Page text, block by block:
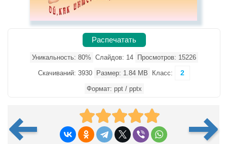
Распечатать
Уникальность: 80% Слайдов: 14 Просмотров: 15226
Скачиваний: 3930 Размер: 1.84 MB Класс: 2
Формат: ppt / pptx